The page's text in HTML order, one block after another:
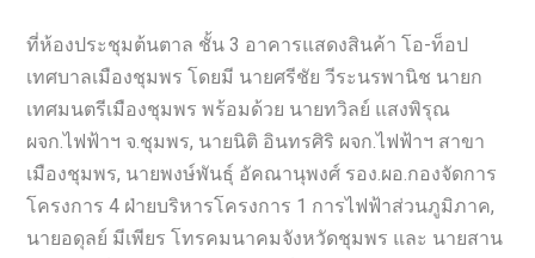
ที่ห้องประชุมต้นตาล ชั้น 3 อาคารแสดงสินค้า โอ-ท็อป
เทศบาลเมืองชุมพร โดยมี นายศรีชัย วีระนรพานิช นายก
เทศมนตรีเมืองชุมพร พร้อมด้วย นายทวิลย์ แสงพิรุณ
ผจก.ไฟฟ้าฯ จ.ชุมพร, นายนิติ อินทรศิริ ผจก.ไฟฟ้าฯ สาขา
เมืองชุมพร, นายพงษ์พันธุ์ อัคณานุพงศ์ รอง.ผอ.กองจัดการ
โครงการ 4 ฝ่ายบริหารโครงการ 1 การไฟฟ้าส่วนภูมิภาค,
นายอดุลย์ มีเพียร โทรคมนาคมจังหวัดชุมพร และ นายสาน